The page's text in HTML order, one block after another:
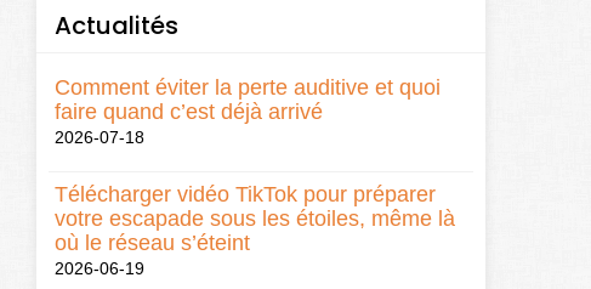
Actualités
Comment éviter la perte auditive et quoi
faire quand c’est déjà arrivé
2026-07-18
Télécharger vidéo TikTok pour préparer
votre escapade sous les étoiles, même là
où le réseau s’éteint
2026-06-19